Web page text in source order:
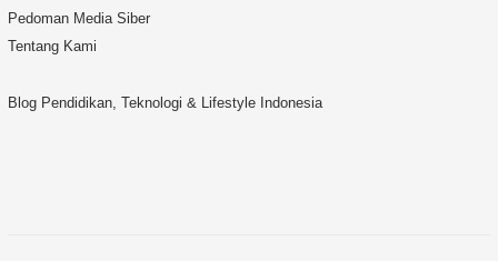
Pedoman Media Siber
Tentang Kami
Blog Pendidikan, Teknologi & Lifestyle Indonesia